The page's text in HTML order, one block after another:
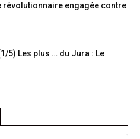
révolutionnaire engagée contre
5) Les plus … du Jura : Le